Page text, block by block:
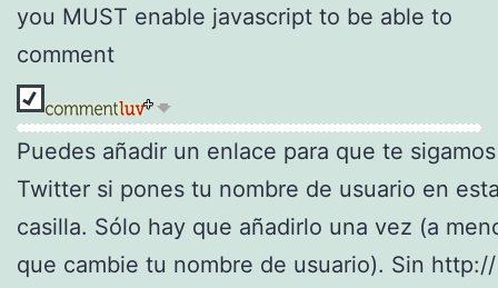
you MUST enable javascript to be able to
comment
Puedes añadir un enlace para que te
Twitter si pones tu nombre de usuario en
casilla. Sólo hay que añadirlo una vez (a
que cambie tu nombre de usuario). Sin